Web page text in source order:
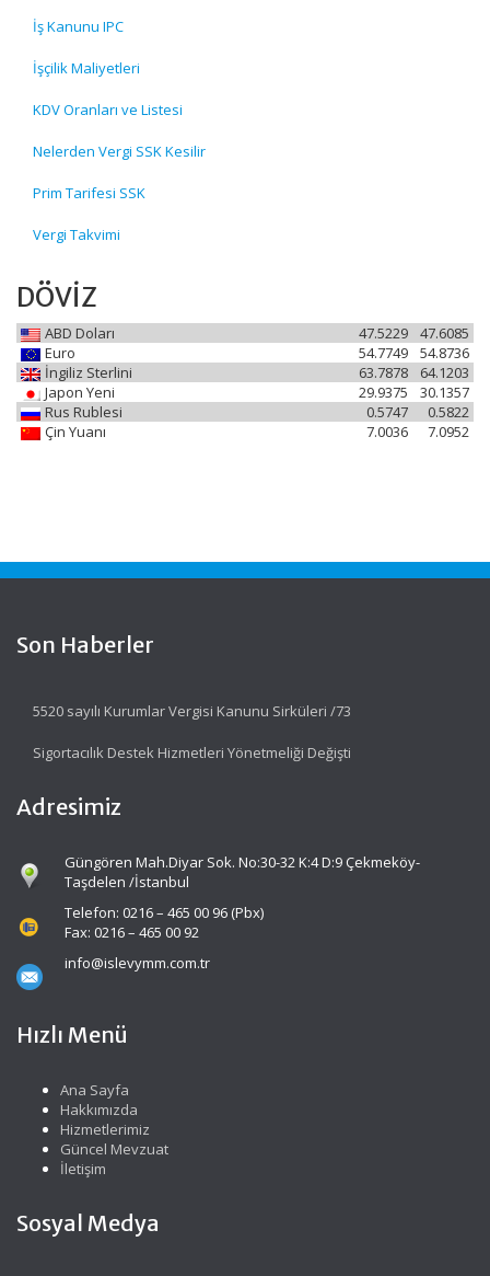
İş Kanunu IPC
İşçilik Maliyetleri
KDV Oranları ve Listesi
Nelerden Vergi SSK Kesilir
Prim Tarifesi SSK
Vergi Takvimi
DÖVİZ
ABD Doları 47.6085
47.5229
Euro
54.8736
54.7749
İngiliz Sterlini
64.1203
63.7878
Japon Yeni
30.1357
29.9375
Rus Rublesi
0.5822
0.5747
Çin Yuanı
7.0952
7.0036
Son Haberler
5520 sayılı Kurumlar Vergisi Kanunu Sirküleri /73
Sigortacılık Destek Hizmetleri Yönetmeliği Değişti
Adresimiz
Güngören Mah.Diyar Sok. No:30-32 K:4 D:9 Çekmeköy-
Taşdelen /İstanbul
Telefon: 0216 – 465 00 96 (Pbx)
Fax: 0216 – 465 00 92
info@islevymm.com.tr
Hızlı Menü
Ana Sayfa
Hakkımızda
Hizmetlerimiz
Güncel Mevzuat
İletişim
Sosyal Medya